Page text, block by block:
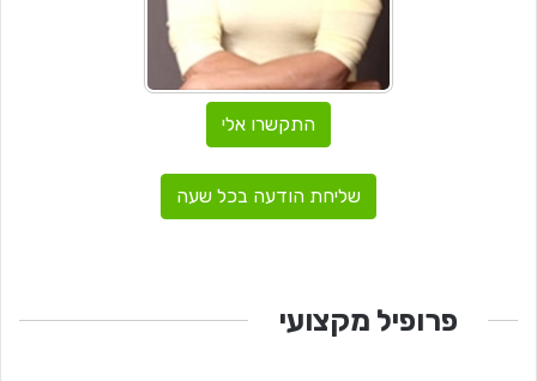
התקשרו אלי
שליחת הודעה בכל שעה
פרופיל מקצועי